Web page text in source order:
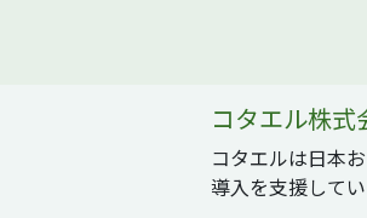
コタエル株
コタエルは日本
導入を支援してい